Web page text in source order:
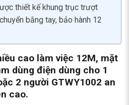
thiết kế khung trục trượt
bằng tay, bảo hành 12
cao làm việc 12M, mặt
dùng điện dùng cho 1
2 người GTWY1002 an
cao.